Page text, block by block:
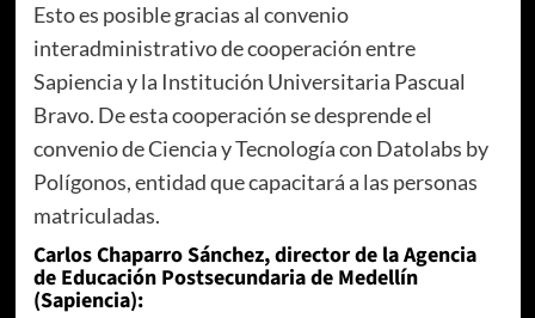
Esto es posible gracias al convenio
interadministrativo de cooperación entre
Sapiencia y la Institución Universitaria Pascual
Bravo. De esta cooperación se desprende el
convenio de Ciencia y Tecnología con Datolabs by
Polígonos, entidad que capacitará a las personas
matriculadas.
Carlos Chaparro Sánchez, director de la Agencia
de Educación Postsecundaria de Medellín
(Sapiencia):